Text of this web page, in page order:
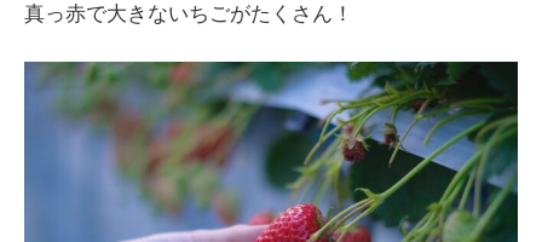
真っ赤で大きないちごがたくさん！